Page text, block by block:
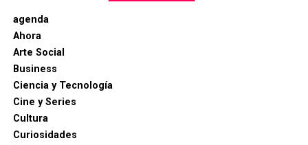
agenda
Ahora
Arte Social
Business
Ciencia y Tecnología
Cine y Series
Cultura
Curiosidades